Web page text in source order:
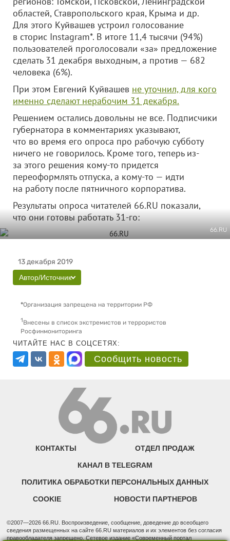
областей, Ставропольского края, Крыма и др.
Для этого Куйвашев устроил голосование
в сторис Instagram*. В итоге 11,4 тысячи (94%)
пользователей проголосовали «за» предложение
сделать 31 декабря выходным, а против — 682
человека (6%).
При этом Евгений Куйвашев не уточнил, для кого
именно сделают нерабочим 31 декабря.
Решением остались довольны не все. Подписчики
губернатора в комментариях указывают,
что во время его опроса про рабочую субботу
ничего не говорилось. Кроме того, теперь из-
за этого решения кому-то придется
переоформлять отпуска, а кому-то — идти
на работу после пятничного корпоратива.
Результаты опроса читателей 66.RU показали,
что они готовы работать 31-го:
66.RU
13 декабря 2019
Автор/Источник
*Организация запрещена на территории РФ
1Внесены в список экстремистов и террористов
Росфинмониторинга
ЧИТАЙТЕ НАС В СОЦСЕТЯХ:
Сообщить новость
КОНТАКТЫ ОТДЕЛ ПРОДАЖ
КАНАЛ В TELEGRAM
ПОЛИТИКА ОБРАБОТКИ ПЕРСОНАЛЬНЫХ ДАННЫХ
COOKIE НОВОСТИ ПАРТНЕРОВ
©2007—2026 66.RU. Воспроизведение, сообщение, доведение до всеобщего
сведения размещенных на сайте 66.RU материалов и их элементов без согласия
правообладателя запрещено. Сетевое издание «Современный портал